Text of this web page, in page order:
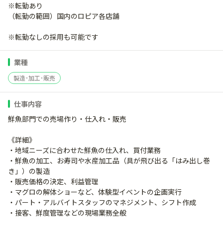
※転勤あり
（転勤の範囲）国内のロピア各店舗
※転勤なしの採用も可能です
業種
製造･加工･販売
仕事内容
鮮魚部門での売場作り・仕入れ・販売
《詳細》
・地域ニーズに合わせた鮮魚の仕入れ、買付業務
・鮮魚の加工、お寿司や水産加工品（具が飛び出る「はみ出し巻
き」）の製造
・販売価格の決定、利益管理
・マグロの解体ショーなど、体験型イベントの企画実行
・パート・アルバイトスタッフのマネジメント、シフト作成
・接客、鮮度管理などの現場業務全般